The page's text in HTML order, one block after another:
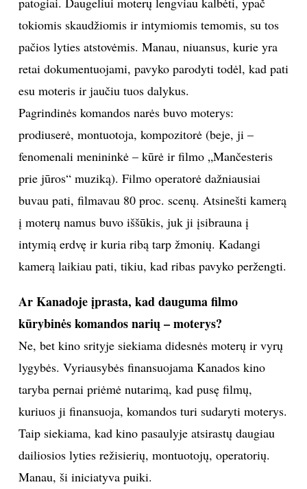
tokiomis skaudžiomis ir intymiomis temomis, su tos
pačios lyties atstovėmis. Manau, niuansus, kurie yra
retai dokumentuojami, pavyko parodyti todėl, kad pati
esu moteris ir jaučiu tuos dalykus.
Pagrindinės komandos narės buvo moterys:
prodiuserė, montuotoja, kompozitorė (beje, ji –
fenomenali menininkė – kūrė ir filmo „Mančesteris
prie jūros“ muziką). Filmo operatorė dažniausiai
buvau pati, filmavau 80 proc. scenų. Atsinešti kamerą
į moterų namus buvo iššūkis, juk ji įsibrauna į
intymią erdvę ir kuria ribą tarp žmonių. Kadangi
kamerą laikiau pati, tikiu, kad ribas pavyko peržengti.
Ar Kanadoje įprasta, kad dauguma filmo
kūrybinės komandos narių – moterys?
Ne, bet kino srityje siekiama didesnės moterų ir vyrų
lygybės. Vyriausybės finansuojama Kanados kino
taryba pernai priėmė nutarimą, kad pusę filmų,
kuriuos ji finansuoja, komandos turi sudaryti moterys.
Taip siekiama, kad kino pasaulyje atsirastų daugiau
dailiosios lyties režisierių, montuotojų, operatorių.
Manau, ši iniciatyva puiki.